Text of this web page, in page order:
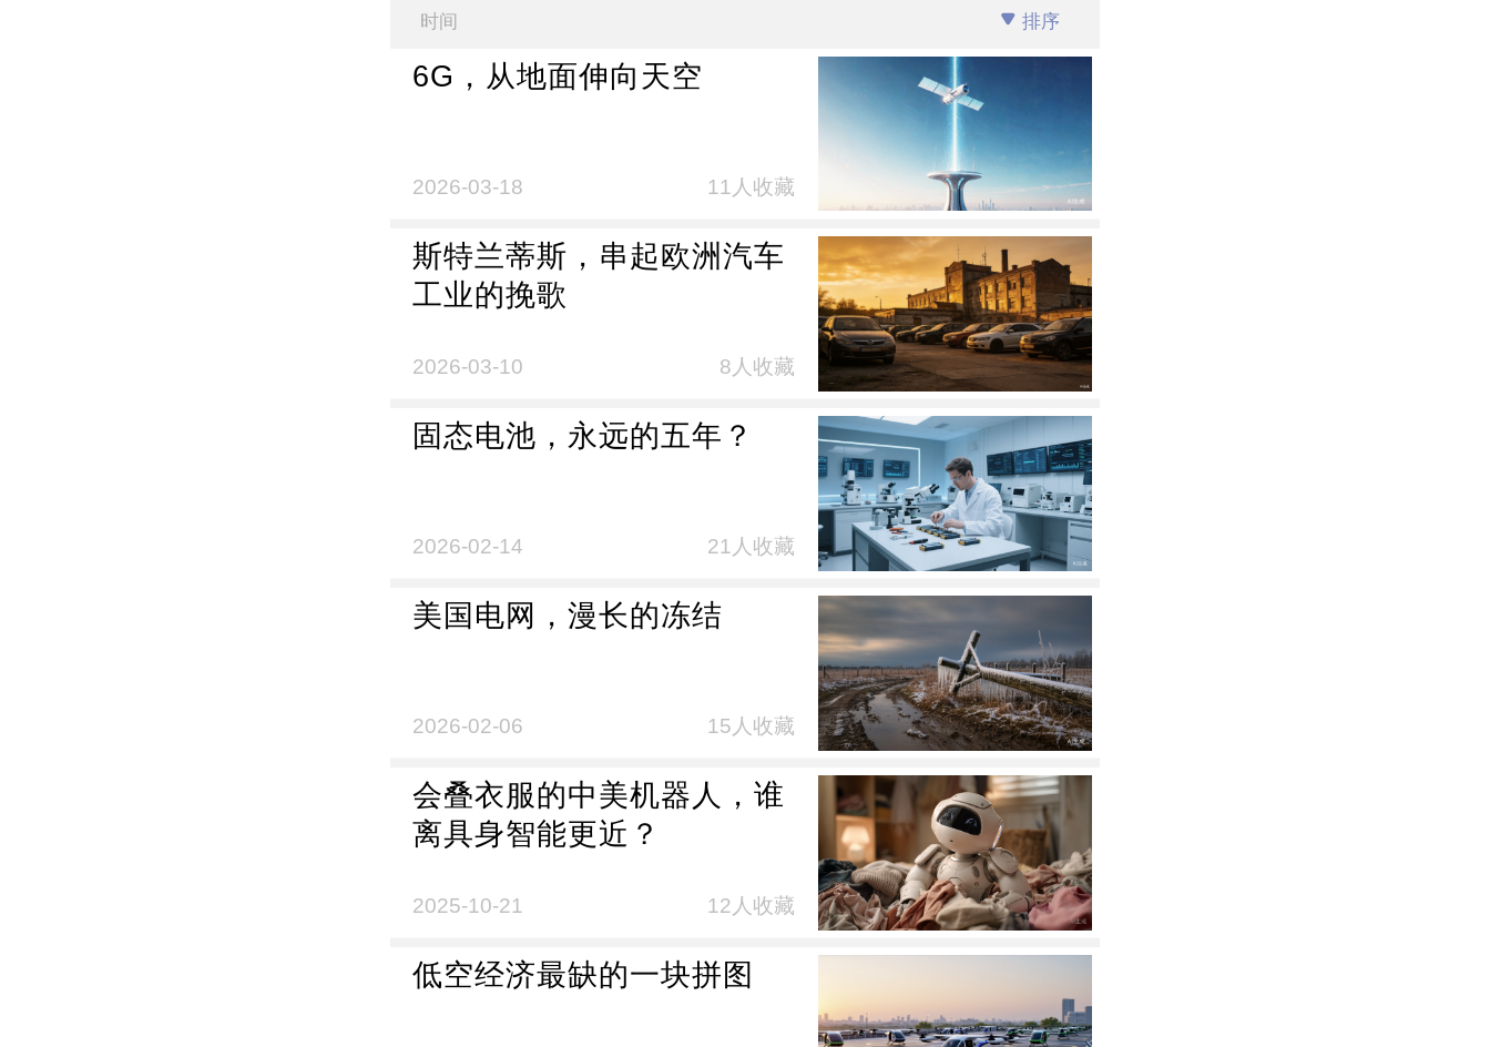
时间 排序
6G，从地面伸向天空
2026-03-18 11人收藏
斯特兰蒂斯，串起欧洲汽车
工业的挽歌
2026-03-10 8人收藏
固态电池，永远的五年？
2026-02-14 21人收藏
美国电网，漫长的冻结
2026-02-06 15人收藏
会叠衣服的中美机器人，谁
离具身智能更近？
2025-10-21 12人收藏
低空经济最缺的一块拼图